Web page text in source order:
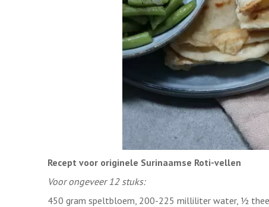
Recept voor originele Surinaamse Roti-vellen
Voor ongeveer 12 stuks:
450 gram speltbloem, 200-225 milliliter water, ½